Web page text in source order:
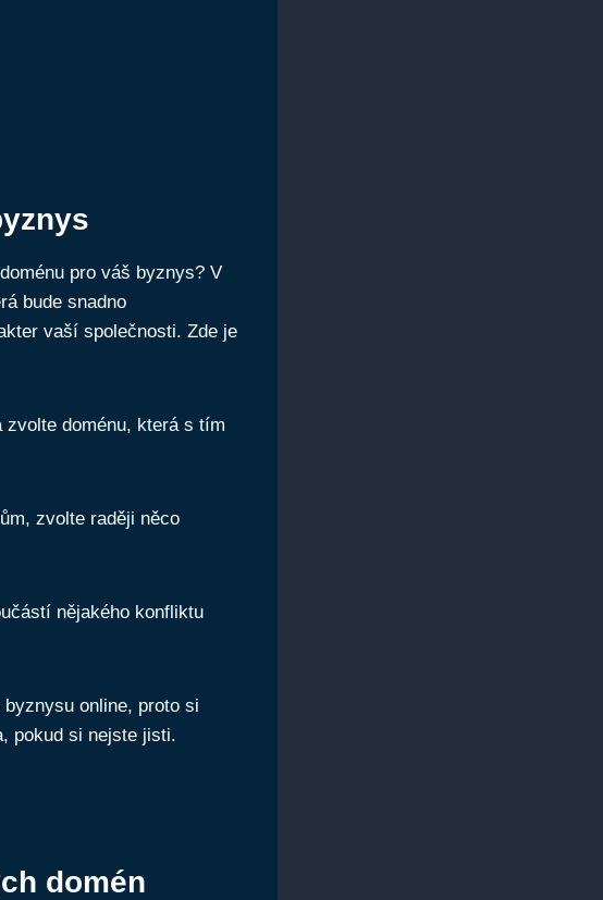
pro váš byznys? V
bude snadno
vaší společnosti. Zde je
doménu, která s tím
zvolte raději něco
nějakého konfliktu
online, proto si
pokud si nejste jisti.
domén